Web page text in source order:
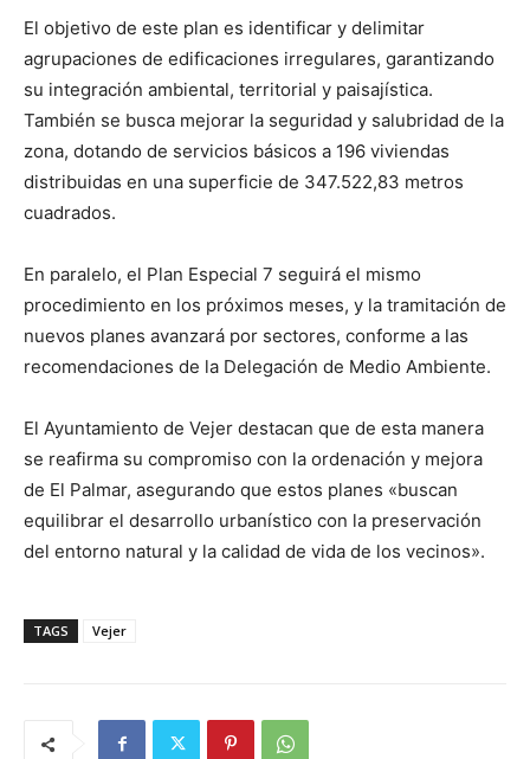
El objetivo de este plan es identificar y delimitar
agrupaciones de edificaciones irregulares, garantizando
su integración ambiental, territorial y paisajística.
También se busca mejorar la seguridad y salubridad de la
zona, dotando de servicios básicos a 196 viviendas
distribuidas en una superficie de 347.522,83 metros
cuadrados.
En paralelo, el Plan Especial 7 seguirá el mismo
procedimiento en los próximos meses, y la tramitación de
nuevos planes avanzará por sectores, conforme a las
recomendaciones de la Delegación de Medio Ambiente.
El Ayuntamiento de Vejer destacan que de esta manera
se reafirma su compromiso con la ordenación y mejora
de El Palmar, asegurando que estos planes «buscan
equilibrar el desarrollo urbanístico con la preservación
del entorno natural y la calidad de vida de los vecinos».
TAGS Vejer